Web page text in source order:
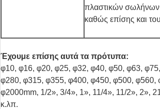
πλαστικών
καθώς επίσης και
Έχουμε επίσης αυτά τα πρότυπα:
φ10, φ16, φ20, φ25, φ32, φ40, φ50, φ63,
φ280, φ315, φ355, φ400, φ450, φ500,
φ2000mm, 1/2», 3/4», 1», 11/4», 11/2», 2»,
κ.λπ.